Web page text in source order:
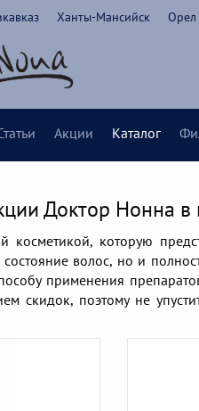
Ханты-Мансийск Орел
Акции Каталог
Доктор Нонна в
косметикой, которую
волос, но и
применения
скидок, поэтому не